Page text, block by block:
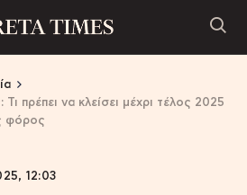
Τι πρέπει να κλείσει μέχρι τέλος 2025
φόρος
12:03